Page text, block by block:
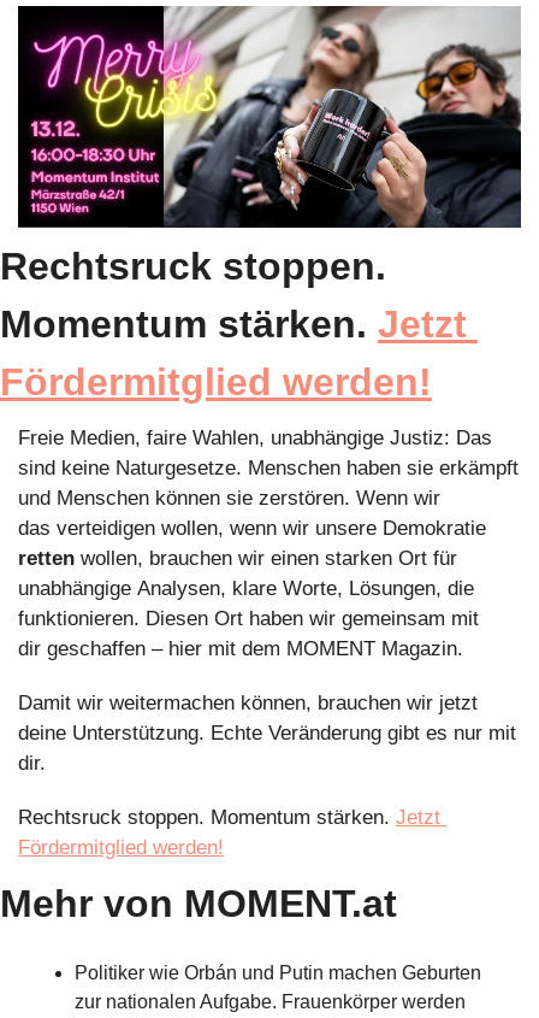
Rechtsruck stoppen.
Momentum stärken. Jetzt
Fördermitglied werden!
Freie Medien, faire Wahlen, unabhängige Justiz: Das
sind keine Naturgesetze. Menschen haben sie erkämpft
und Menschen können sie zerstören. Wenn wir
das verteidigen wollen, wenn wir unsere Demokratie
retten wollen, brauchen wir einen starken Ort für
unabhängige Analysen, klare Worte, Lösungen, die
funktionieren. Diesen Ort haben wir gemeinsam mit
dir geschaffen – hier mit dem MOMENT Magazin.
Damit wir weitermachen können, brauchen wir jetzt
deine Unterstützung. Echte Veränderung gibt es nur mit
dir.
Rechtsruck stoppen. Momentum stärken. Jetzt
Fördermitglied werden!
Mehr von MOMENT.at
Politiker wie Orbán und Putin machen Geburten
zur nationalen Aufgabe. Frauenkörper werden